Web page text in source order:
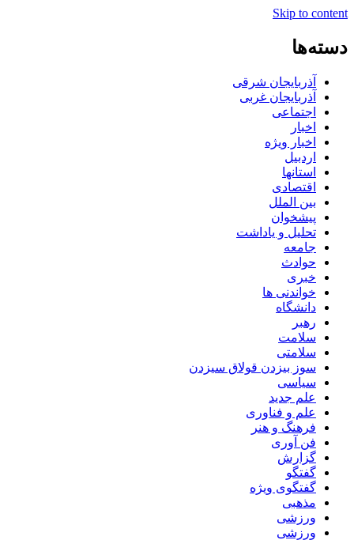
Skip to content
دسته‌ها
آذربایجان شرقی
آذربایجان غربی
اجتماعی
اخبار
اخبار ویژه
اردبیل
استانها
اقتصادی
بین الملل
پیشخوان
تحلیل و یاداشت
جامعه
حوادث
خبری
خواندنی ها
دانشگاه
رهبر
سلامت
سلامتی
سوز بیزدن قولاق سیزدن
سیاسی
علم جدید
علم و فناوری
فرهنگ و هنر
فن آوری
گزارش
گفتگو
گفتگوی ویژه
مذهبی
ورزشی
ورزشی